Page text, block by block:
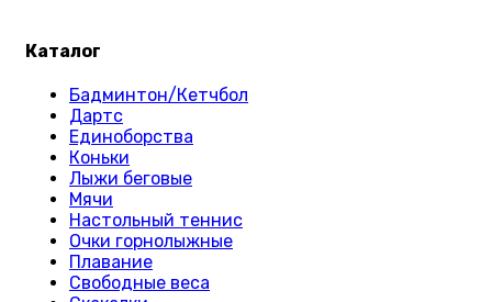
Каталог
Бадминтон/Кетчбол
Дартс
Единоборства
Коньки
Лыжи беговые
Мячи
Настольный теннис
Очки горнолыжные
Плавание
Свободные веса